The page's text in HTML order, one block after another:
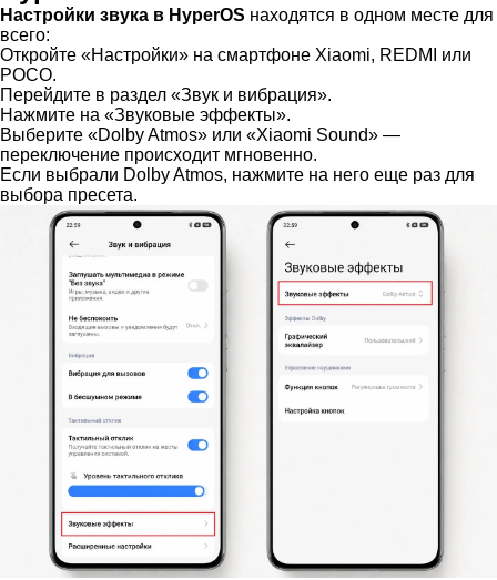
Настройки звука в HyperOS находятся в одном месте для
всего:
Откройте «Настройки» на смартфоне Xiaomi, REDMI или
POCO.
Перейдите в раздел «Звук и вибрация».
Нажмите на «Звуковые эффекты».
Выберите «Dolby Atmos» или «Xiaomi Sound» —
переключение происходит мгновенно.
Если выбрали Dolby Atmos, нажмите на него еще раз для
выбора пресета.